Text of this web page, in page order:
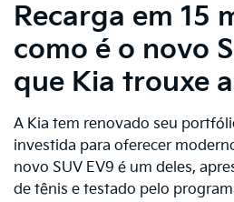
Recarga em 15
como é o novo
que Kia trouxe
A Kia tem renovado seu
investida para oferecer
novo SUV EV9 é um deles,
de tênis e testado pelo